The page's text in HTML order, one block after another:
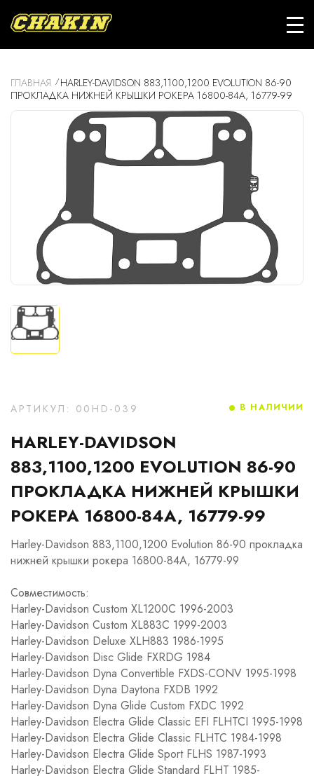
ГЛАВНАЯ
HARLEY-DAVIDSON 883,1100,1200 EVOLUTION 86-90
ПРОКЛАДКА НИЖНЕЙ КРЫШКИ РОКЕРА 16800-84A, 16779-99
АРТИКУЛ: 00HD-039
HARLEY-DAVIDSON
883,1100,1200 EVOLUTION 86-90
ПРОКЛАДКА НИЖНЕЙ КРЫШКИ
РОКЕРА 16800-84A, 16779-99
Harley-Davidson 883,1100,1200 Evolution 86-90 прокладка
нижней крышки рокера 16800-84A, 16779-99
Совместимость:
Harley-Davidson Custom XL1200C 1996-2003
Harley-Davidson Custom XL883C 1999-2003
Harley-Davidson Deluxe XLH883 1986-1995
Harley-Davidson Disc Glide FXRDG 1984
Harley-Davidson Dyna Convertible FXDS-CONV 1995-1998
Harley-Davidson Dyna Daytona FXDB 1992
Harley-Davidson Dyna Glide Custom FXDC 1992
Harley-Davidson Electra Glide Classic EFI FLHTCI 1995-1998
Harley-Davidson Electra Glide Classic FLHTC 1984-1998
Harley-Davidson Electra Glide Sport FLHS 1987-1993
Harley-Davidson Electra Glide Standard FLHT 1985-
В НАЛИЧИИ